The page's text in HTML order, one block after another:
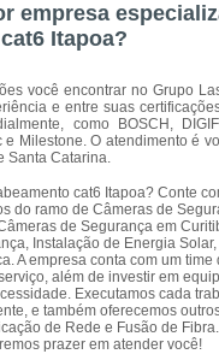
empresa
Itapoa?
você encontrar no Grupo
e entre suas
como BOSCH,
e Milestone. O atendimento é
Santa Catarina.
cat6 Itapoa? Conte
do ramo de Câmeras de
de Segurança em
Instalação de Energia
A empresa conta com um
além de investir em
Executamos cada
e também oferecemos
de Rede e Fusão de
prazer em atender você!